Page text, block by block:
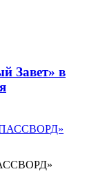
Завет» в